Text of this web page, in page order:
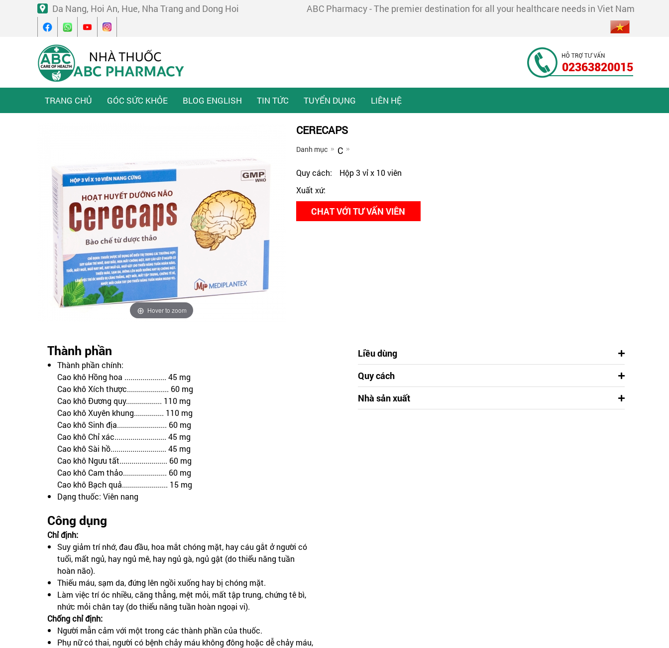
Da Nang, Hoi An, Hue, Nha Trang and Dong Hoi ABC Pharmacy - The premier destination for all your healthcare needs in Viet Nam
02363820015
TRANG CHỦ GÓC SỨC KHỎE BLOG ENGLISH TIN TỨC TUYỂN DỤNG LIÊN HỆ
Hover to zoom
CERECAPS
Danh mục C
Quy cách:
Hộp 3 vỉ x 10 viên
Xuất xứ:
CHAT VỚI TƯ VẤN VIÊN
Thành phần
Thành phần chính:
Cao khô Hồng hoa ..................... 45 mg
Cao khô Xích thược..................... 60 mg
Cao khô Đương quy.................. 110 mg
Cao khô Xuyên khung............... 110 mg
Cao khô Sinh địa......................... 60 mg
Cao khô Chỉ xác.......................... 45 mg
Cao khô Sài hồ............................ 45 mg
Cao khô Ngưu tất........................ 60 mg
Cao khô Cam thảo...................... 60 mg
Cao khô Bạch quả....................... 15 mg
Dạng thuốc: Viên nang
Công dụng
Chỉ định:
Suy giảm trí nhớ, đau đầu, hoa mắt chóng mặt, hay cáu gắt ở người có
tuổi, mất ngủ, hay ngủ mê, hay ngủ gà, ngủ gật (do thiểu năng tuần
hoàn não).
Thiếu máu, sạm da, đứng lên ngồi xuống hay bị chóng mặt.
Làm việc trí óc nhiều, căng thẳng, mệt mỏi, mất tập trung, chứng tê bì,
nhức mỏi chân tay (do thiểu năng tuần hoàn ngoại vi).
Chống chỉ định:
Người mẫn cảm với một trong các thành phần của thuốc.
Phụ nữ có thai, người có bệnh chảy máu không đông hoặc dễ chảy máu,
Liều dùng
Quy cách
Nhà sản xuất